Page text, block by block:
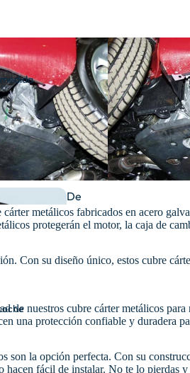
De
goma
moqueta
metálicos fabricados en acero
protegerán el motor, la caja de
Con su diseño único, estos cubre
nuestros cubre cárter metálicos
una protección confiable y duradera
son la opción perfecta. Con su
fácil de instalar. No te lo pierdas